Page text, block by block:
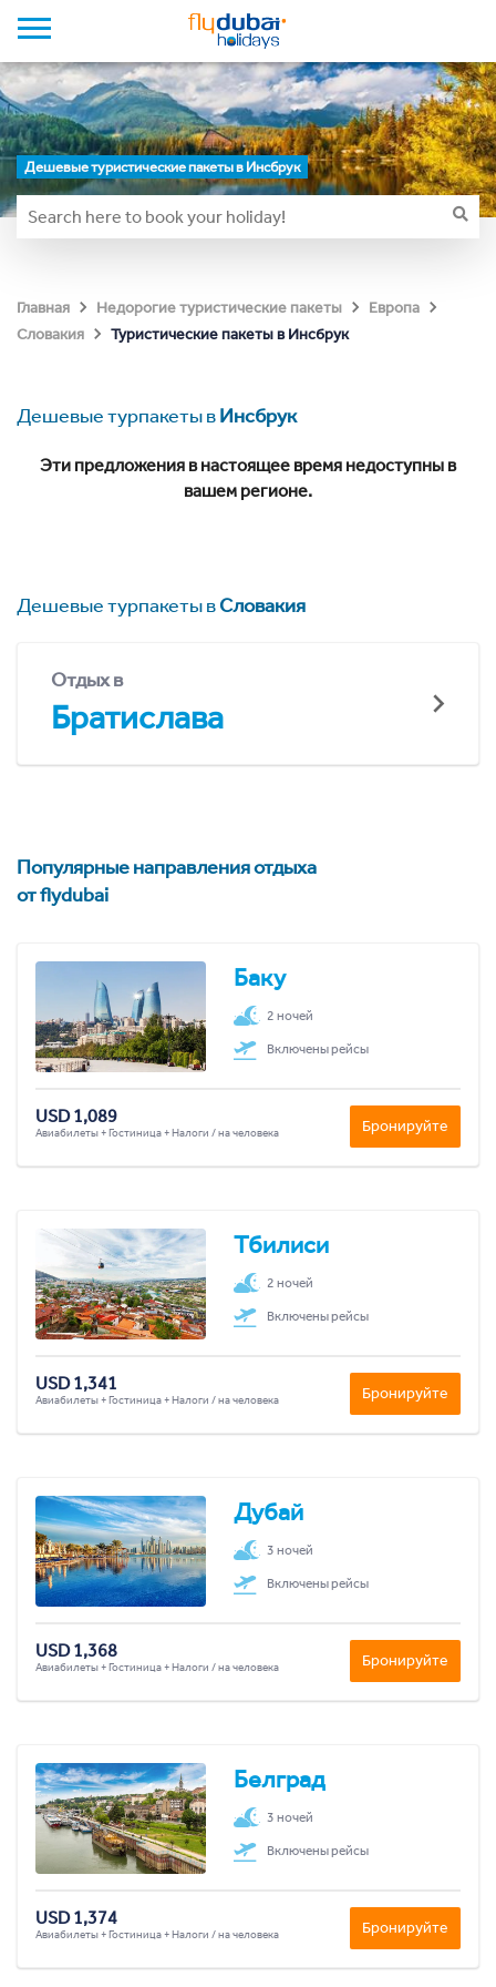
Дешевые туристические пакеты в Инсбрук
Главная Недорогие туристические пакеты
Европа
Словакия
Туристические пакеты в Инсбрук
Дешевые турпакеты вИнсбрук
Эти предложения в настоящее время недоступны в
вашем регионе.
Дешевые турпакеты вСловакия
Отдых в
Братислава
Популярные направления отдыха
от flydubai
Баку
2 ночей
Включены рейсы
USD 1,089
Авиабилеты + Гостиница + Налоги / на человека Бронируйте
Тбилиси
2 ночей
Включены рейсы
USD 1,341
Авиабилеты + Гостиница + Налоги / на человека Бронируйте
Дубай
3 ночей
Включены рейсы
USD 1,368
Авиабилеты + Гостиница + Налоги / на человека Бронируйте
Белград
3 ночей
Включены рейсы
USD 1,374
Авиабилеты + Гостиница + Налоги / на человека Бронируйте